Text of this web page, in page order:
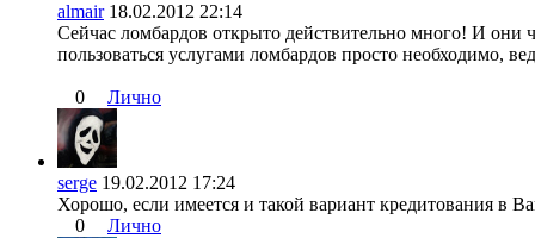
almair 18.02.2012 22:14
Сейчас ломбардов открыто действительно много! И
пользоваться услугами ломбардов просто необходимо,
0 Лично
serge 19.02.2012 17:24
Хорошо, если имеется и такой вариант кредитования в
0
Лично